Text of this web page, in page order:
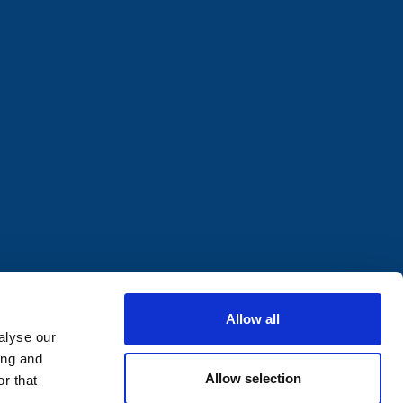
our
and
that
Allow all
Allow selection